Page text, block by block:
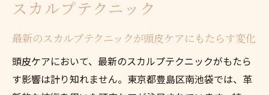
スカルプテクニック
最新のスカルプテクニックが頭皮ケアにもたらす変化
頭皮ケアにおいて、最新のスカルプテクニックがもたら
す影響は計り知れません。東京都豊島区南池袋では、革